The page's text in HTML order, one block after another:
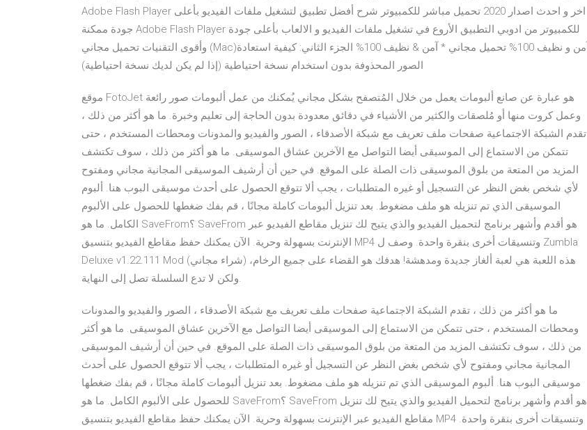
Adobe Flash Player اخر و احدث اصدار 2020 تحميل مباشر للكمبيوتر شرح أفضل تطبيق لتشغيل ملفات الفيديو بأعلى
جودة ممكنة Adobe Flash Player للكمبيوتر من ادوبي التطبيق الأروع في تشغيل ملفات الفيديو و الالعاب بأعلى جودة
وأقوى التقنيات تحميل مجاني (Mac)آمن و نظيف 100% تحميل مجاني * آمن & نظيف 100% الجزء الثاني: كيفية استعادة
الصور المحذوفة بدون استخدام نسخة احتياطية (إذا لم يكن لديك نسخة احتياطية)
موقع FotoJet هو عبارة عن صانع ألبومات يعمل من خلال المُتصفح بشكل مجاني يُمكنك من عمل ألبومات صور رائعة
وعمل كروت منها أو مُلصقات والكثير من الأشياء في دقائق معدودة بدون الحاجة إلى تعليم وخبرة. ما هو أكثر من ذلك ،
تقدم الشبكة الاجتماعية صفحات ملف تعريف مع شبكة الأصدقاء ، الصور والفيديو والمدونات ومحطات المستخدم ، حتى
تتمكن من الاستماع إلى الموسيقى أيضا التواصل مع الآخرين عشاق الموسيقى. ما هو أكثر من ذلك ، سوف تكتشف
المزيد من المتعة من بلوق الموسيقى ذات الصلة على الموقع. في حين أن أرشيف الموسيقى المجانية مجاني ومفتوح
لأي شخص بغض النظر عن التسجيل أو غيره المتطلبات ، يجب ألا تتوقع الحصول على أحدث موسيقى البوب هنا. ألبوم
الموسيقى الذي تم تنزيله هو ملف مضغوط. بعد تنزيل ألبومات كاملة مجانًا ، قم بفك ضغطها للحصول على الألبوم
الكامل. ما هو SaveFrom؟ SaveFrom هو أقدم وأشهر برنامج لتحميل الفيديو والذي يتيح لك تنزيل مقاطع الفيديو عبر
الإنترنت بسهولة وحرية. الآن يمكنك حفظ مقاطع الفيديو بتنسيق MP4 وتنسيقات أخرى بنقرة واحدة. وصف ل Zumbla
Deluxe v1.22.111 Mod (شراء مجاني) هذه اللعبة هي لعبة ألغاز جديدة ومدهشة! هدفك هو القضاء على جميع الرخام،
ولكن لا تدع السلسلة تصل إلى النهاية.
ما هو أكثر من ذلك ، تقدم الشبكة الاجتماعية صفحات ملف تعريف مع شبكة الأصدقاء ، الصور والفيديو والمدونات
ومحطات المستخدم ، حتى تتمكن من الاستماع إلى الموسيقى أيضا التواصل مع الآخرين عشاق الموسيقى. ما هو أكثر
من ذلك ، سوف تكتشف المزيد من المتعة من بلوق الموسيقى ذات الصلة على الموقع. في حين أن أرشيف الموسيقى
المجانية مجاني ومفتوح لأي شخص بغض النظر عن التسجيل أو غيره المتطلبات ، يجب ألا تتوقع الحصول على أحدث
موسيقى البوب هنا. ألبوم الموسيقى الذي تم تنزيله هو ملف مضغوط. بعد تنزيل ألبومات كاملة مجانًا ، قم بفك ضغطها
للحصول على الألبوم الكامل. ما هو SaveFrom؟ SaveFrom هو أقدم وأشهر برنامج لتحميل الفيديو والذي يتيح لك تنزيل
مقاطع الفيديو عبر الإنترنت بسهولة وحرية. الآن يمكنك حفظ مقاطع الفيديو بتنسيق MP4 وتنسيقات أخرى بنقرة واحدة.